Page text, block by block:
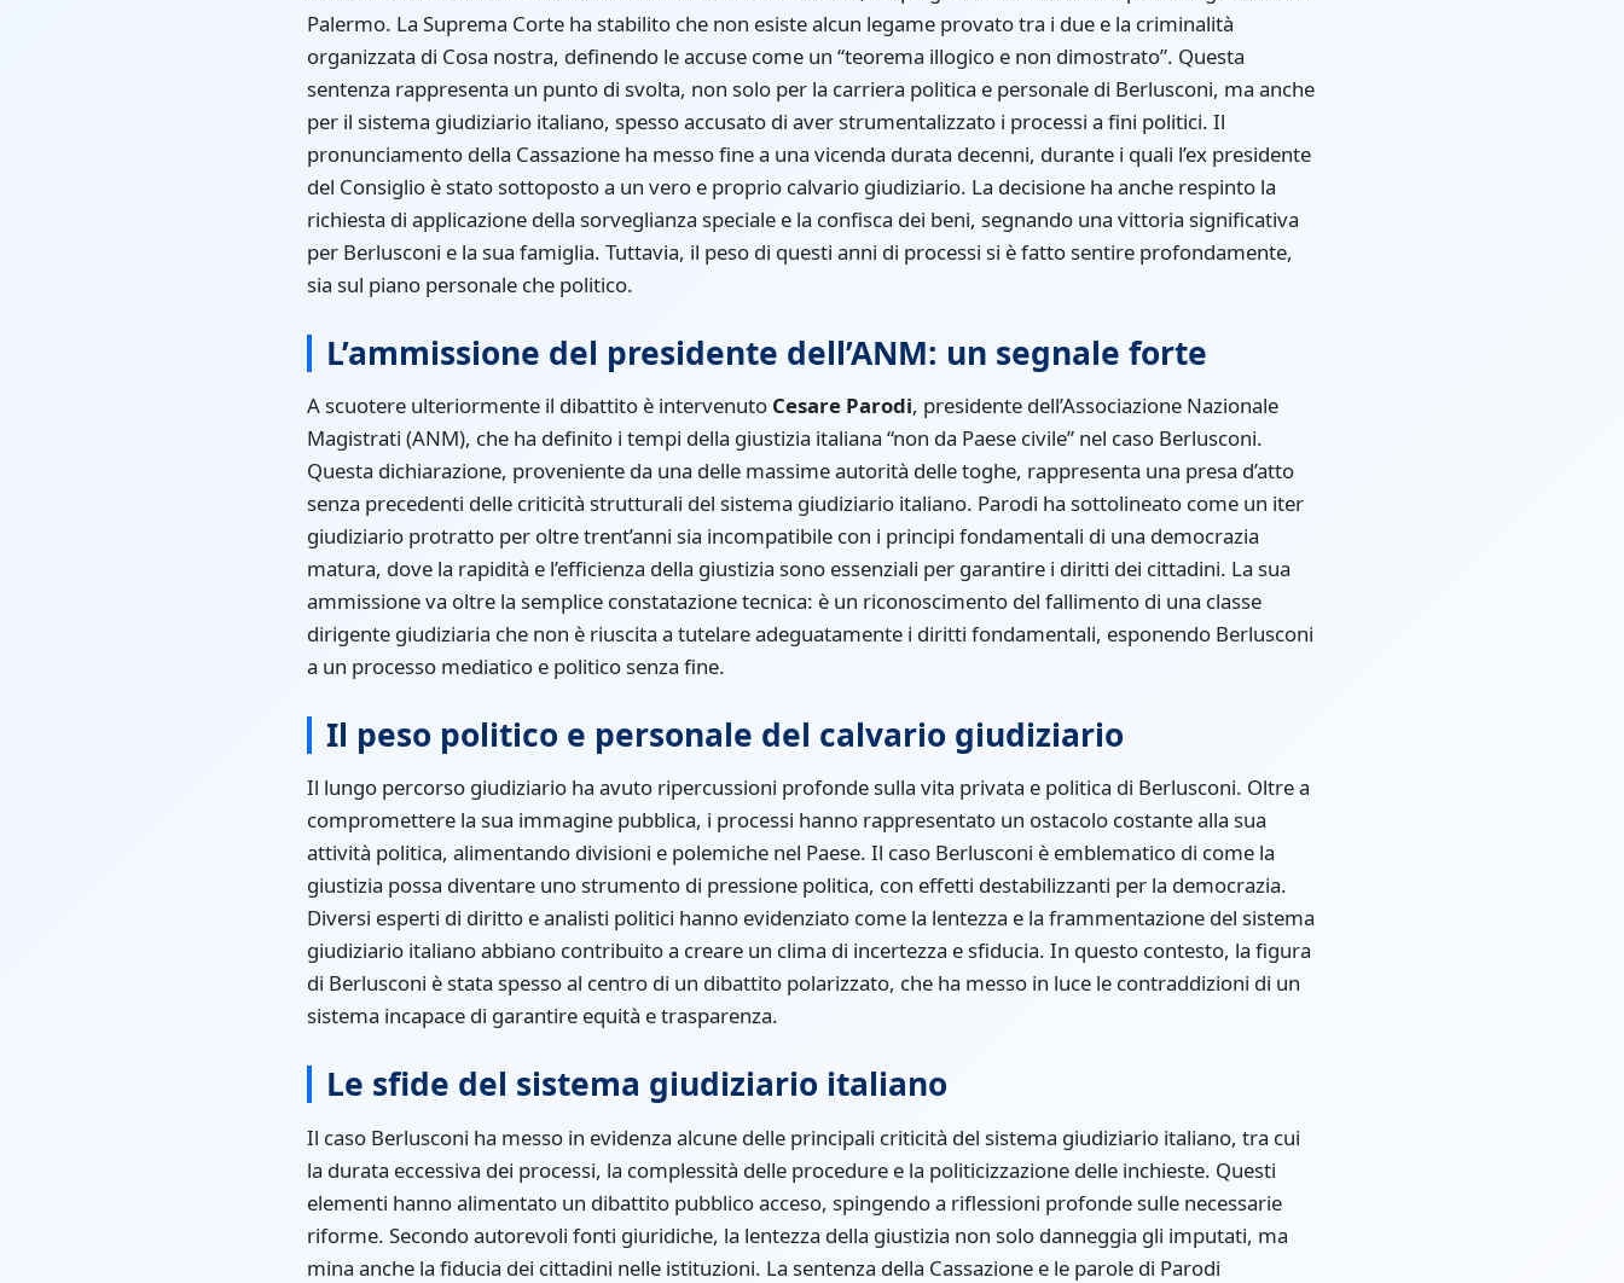
Palermo. La Suprema Corte ha stabilito che non esiste alcun legame provato tra i due e la criminalità
organizzata di Cosa nostra, definendo le accuse come un “teorema illogico e non dimostrato”. Questa
sentenza rappresenta un punto di svolta, non solo per la carriera politica e personale di Berlusconi, ma anche
per il sistema giudiziario italiano, spesso accusato di aver strumentalizzato i processi a fini politici. Il
pronunciamento della Cassazione ha messo fine a una vicenda durata decenni, durante i quali l’ex presidente
del Consiglio è stato sottoposto a un vero e proprio calvario giudiziario. La decisione ha anche respinto la
richiesta di applicazione della sorveglianza speciale e la confisca dei beni, segnando una vittoria significativa
per Berlusconi e la sua famiglia. Tuttavia, il peso di questi anni di processi si è fatto sentire profondamente,
sia sul piano personale che politico.
L’ammissione del presidente dell’ANM: un segnale forte
A scuotere ulteriormente il dibattito è intervenuto Cesare Parodi, presidente dell’Associazione Nazionale
Magistrati (ANM), che ha definito i tempi della giustizia italiana “non da Paese civile” nel caso Berlusconi.
Questa dichiarazione, proveniente da una delle massime autorità delle toghe, rappresenta una presa d’atto
senza precedenti delle criticità strutturali del sistema giudiziario italiano. Parodi ha sottolineato come un iter
giudiziario protratto per oltre trent’anni sia incompatibile con i principi fondamentali di una democrazia
matura, dove la rapidità e l’efficienza della giustizia sono essenziali per garantire i diritti dei cittadini. La sua
ammissione va oltre la semplice constatazione tecnica: è un riconoscimento del fallimento di una classe
dirigente giudiziaria che non è riuscita a tutelare adeguatamente i diritti fondamentali, esponendo Berlusconi
a un processo mediatico e politico senza fine.
Il peso politico e personale del calvario giudiziario
Il lungo percorso giudiziario ha avuto ripercussioni profonde sulla vita privata e politica di Berlusconi. Oltre a
compromettere la sua immagine pubblica, i processi hanno rappresentato un ostacolo costante alla sua
attività politica, alimentando divisioni e polemiche nel Paese. Il caso Berlusconi è emblematico di come la
giustizia possa diventare uno strumento di pressione politica, con effetti destabilizzanti per la democrazia.
Diversi esperti di diritto e analisti politici hanno evidenziato come la lentezza e la frammentazione del sistema
giudiziario italiano abbiano contribuito a creare un clima di incertezza e sfiducia. In questo contesto, la figura
di Berlusconi è stata spesso al centro di un dibattito polarizzato, che ha messo in luce le contraddizioni di un
sistema incapace di garantire equità e trasparenza.
Le sfide del sistema giudiziario italiano
Il caso Berlusconi ha messo in evidenza alcune delle principali criticità del sistema giudiziario italiano, tra cui
la durata eccessiva dei processi, la complessità delle procedure e la politicizzazione delle inchieste. Questi
elementi hanno alimentato un dibattito pubblico acceso, spingendo a riflessioni profonde sulle necessarie
riforme. Secondo autorevoli fonti giuridiche, la lentezza della giustizia non solo danneggia gli imputati, ma
mina anche la fiducia dei cittadini nelle istituzioni. La sentenza della Cassazione e le parole di Parodi